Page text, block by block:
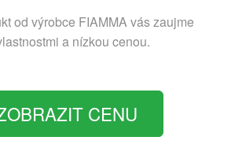
od výrobce FIAMMAvás zaujme
a nízkou cenou.
CENU